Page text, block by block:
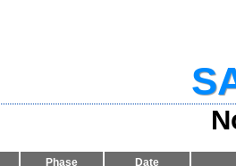
Phase Date